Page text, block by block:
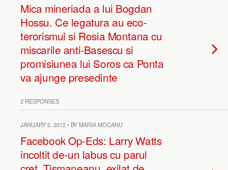
Mica mineriada a lui Bogdan
Hossu. Ce legatura au eco-
terorismul si Rosia Montana cu
miscarile anti-Basescu si
promisiunea lui Soros ca Ponta
va ajunge presedinte
2 RESPONSES
JANUARY 5, 2012 • BY MARIA MOCANU
Facebook Op-Eds: Larry Watts
incoltit de-un labus cu parul